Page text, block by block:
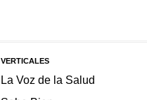
VERTICALES
La Voz de la Salud